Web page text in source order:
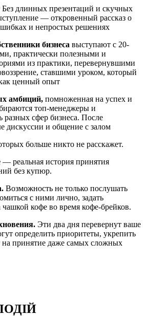
Без длинных презентаций и скучных
— откровенный рассказ о
и непростых решениях
бизнеса выступают с 20-
практически полезными и
из практики, перевернувшими
ставшими уроком, который
ценный опыт
амбиций, помноженная на успех и
топ-менеджеры и
разных сфер бизнеса. После
и общение с залом
больше никто не расскажет.
— реальная история принятия
без купюр.
Возможность не только послушать
с ними лично, задать
кофе во время кофе-брейков.
Эти два дня перевернут ваше
определить приоритеты, укрепить
на принятие даже самых сложных